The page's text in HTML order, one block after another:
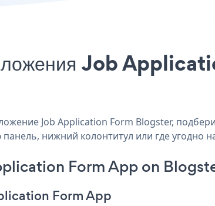
Job
Job Application Form Blogster,
нижний колонтитул или где угодно
Form App on
Form App